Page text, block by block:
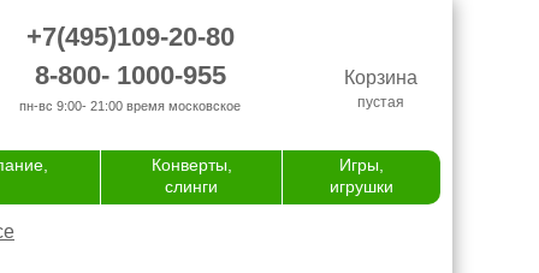
+7(495)109-20-80
8-800- 1000-955
пн-вс 9:00- 21:00 время московское
Корзина
пустая
Конверты,
слинги
Игры,
игрушки